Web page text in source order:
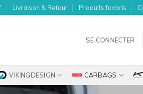
Livraison & Retour Produits favoris
SE CONNECTER
VIKINGDESIGN CARBAGS